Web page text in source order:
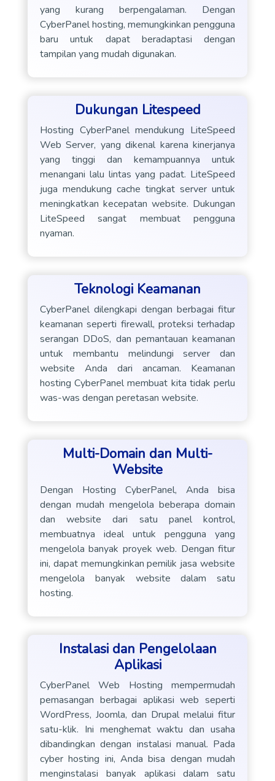
yang kurang berpengalaman. Dengan
CyberPanel hosting, memungkinkan pengguna
baru untuk dapat beradaptasi dengan
tampilan yang mudah digunakan.
Dukungan Litespeed
Hosting CyberPanel mendukung LiteSpeed
Web Server, yang dikenal karena kinerjanya
yang tinggi dan kemampuannya untuk
menangani lalu lintas yang padat. LiteSpeed
juga mendukung cache tingkat server untuk
meningkatkan kecepatan website. Dukungan
LiteSpeed sangat membuat pengguna
nyaman.
Teknologi Keamanan
CyberPanel dilengkapi dengan berbagai fitur
keamanan seperti firewall, proteksi terhadap
serangan DDoS, dan pemantauan keamanan
untuk membantu melindungi server dan
website Anda dari ancaman. Keamanan
hosting CyberPanel membuat kita tidak perlu
was-was dengan peretasan website.
Multi-Domain dan Multi-
Website
Dengan Hosting CyberPanel, Anda bisa
dengan mudah mengelola beberapa domain
dan website dari satu panel kontrol,
membuatnya ideal untuk pengguna yang
mengelola banyak proyek web. Dengan fitur
ini, dapat memungkinkan pemilik jasa website
mengelola banyak website dalam satu
hosting.
Instalasi dan Pengelolaan
Aplikasi
CyberPanel Web Hosting mempermudah
pemasangan berbagai aplikasi web seperti
WordPress, Joomla, dan Drupal melalui fitur
satu-klik. Ini menghemat waktu dan usaha
dibandingkan dengan instalasi manual. Pada
cyber hosting ini, Anda bisa dengan mudah
menginstalasi banyak aplikasi dalam satu